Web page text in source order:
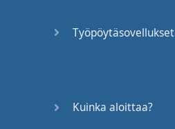
Työpöytäsovellukset
Kuinka aloittaa?